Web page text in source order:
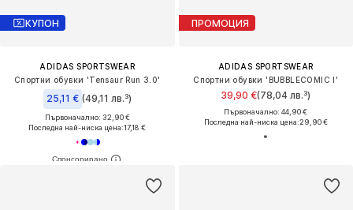
КУПОН
ADIDAS SPORTSWEAR
Спортни обувки 'Tensaur Run 3.0'
25,11 € (49,11 лв.³)
Първоначално: 32,90 €
Последна най-ниска цена:17,18 €
ПРОМОЦИЯ
ADIDAS SPORTSWEAR
Спортни обувки 'BUBBLECOMIC I'
39,90 €(78,04 лв.³)
Първоначално: 44,90 €
Последна най-ниска цена:29,90 €